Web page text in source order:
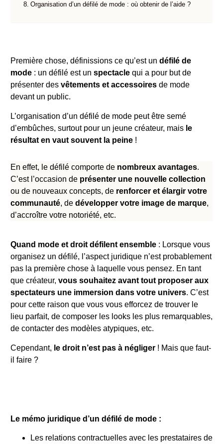
Organisation d’un défilé de mode : où obtenir de l’aide ?
Première chose, définissions ce qu’est un défilé de
mode : un défilé est un spectacle qui a pour but de
présenter des vêtements et accessoires de mode
devant un public.
L’organisation d’un défilé de mode peut être semé
d’embûches, surtout pour un jeune créateur, mais le
résultat en vaut souvent la peine !
En effet, le défilé comporte de nombreux avantages.
C’est l’occasion de présenter une nouvelle collection
ou de nouveaux concepts, de renforcer et élargir votre
communauté, de développer votre image de marque,
d’accroître votre notoriété, etc.
Quand mode et droit défilent ensemble : Lorsque vous
organisez un défilé, l’aspect juridique n’est probablement
pas la première chose à laquelle vous pensez. En tant
que créateur, vous souhaitez avant tout proposer aux
spectateurs une immersion dans votre univers. C’est
pour cette raison que vous vous efforcez de trouver le
lieu parfait, de composer les looks les plus remarquables,
de contacter des modèles atypiques, etc.
Cependant, le droit n’est pas à négliger ! Mais que faut-
il faire ?
Le mémo juridique d’un défilé de mode :
Les relations contractuelles avec les prestataires de